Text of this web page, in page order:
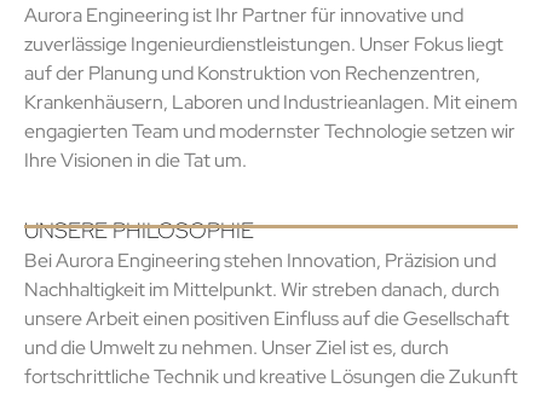
Aurora Engineering ist Ihr Partner für innovative und
zuverlässige Ingenieurdienstleistungen. Unser Fokus liegt
auf der Planung und Konstruktion von Rechenzentren,
Krankenhäusern, Laboren und Industrieanlagen. Mit einem
engagierten Team und modernster Technologie setzen wir
Ihre Visionen in die Tat um.
UNSERE PHILOSOPHIE
Bei Aurora Engineering stehen Innovation, Präzision und
Nachhaltigkeit im Mittelpunkt. Wir streben danach, durch
unsere Arbeit einen positiven Einfluss auf die Gesellschaft
und die Umwelt zu nehmen. Unser Ziel ist es, durch
fortschrittliche Technik und kreative Lösungen die Zukunft